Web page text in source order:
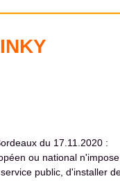
du 17.11.2020 :
ou national
public, d'installer